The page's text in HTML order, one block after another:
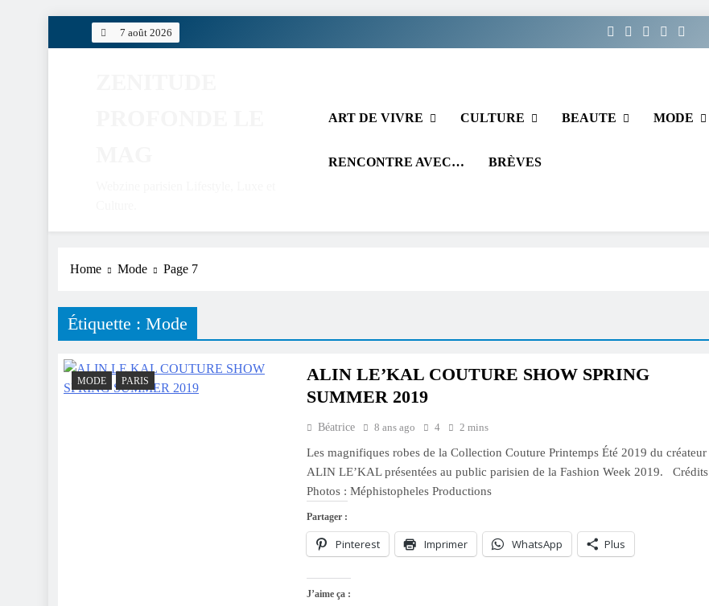
7 août 2026
ART DE VIVRE CULTURE BEAUTE MODE
RENCONTRE AVEC… BRÈVES
Home Mode Page 7
Étiquette : Mode
MODE PARIS
ALIN LE’KAL COUTURE SHOW SPRING
SUMMER 2019
Béatrice 8 ans ago 4 2 mins
Les magnifiques robes de la Collection Couture Printemps Été 2019 du créateur
ALIN LE’KAL présentées au public parisien de la Fashion Week 2019. Crédits
Photos : Méphistopheles Productions
Partager :
Pinterest Imprimer WhatsApp Plus
J’aime ça :